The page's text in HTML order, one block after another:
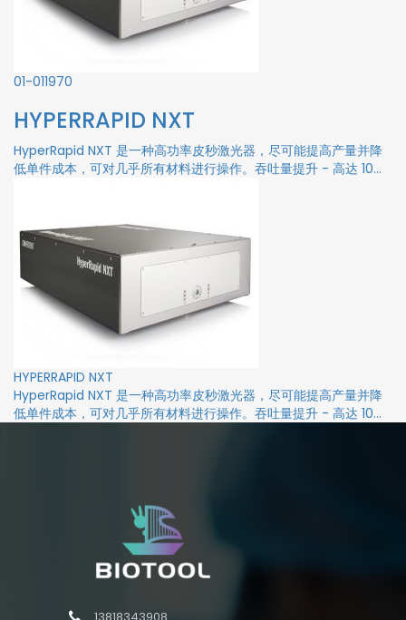
01-011970
HYPERRAPID NXT
HyperRapid NXT 是一种高功率皮秒激光器，尽可能提高产量并降
低单件成本，可对几乎所有材料进行操作。吞吐量提升 - 高达 10...
HYPERRAPID NXT
HyperRapid NXT 是一种高功率皮秒激光器，尽可能提高产量并降
低单件成本，可对几乎所有材料进行操作。吞吐量提升 - 高达 10...